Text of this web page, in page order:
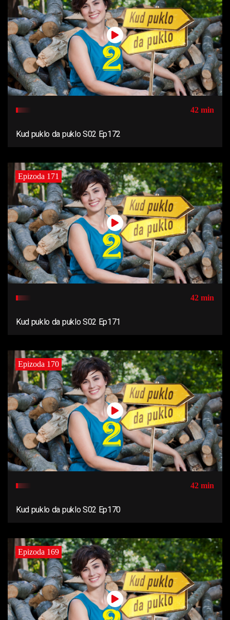
42 min
Kud puklo da puklo S02 Ep172
Epizoda 171
42 min
Kud puklo da puklo S02 Ep171
Epizoda 170
42 min
Kud puklo da puklo S02 Ep170
Epizoda 169